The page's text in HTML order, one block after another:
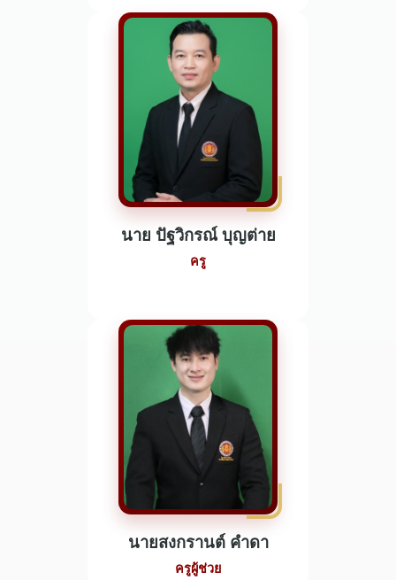
นาย ปัฐวิกรณ์ บุญต่าย
ครู
นายสงกรานต์ คำดา
ครูผู้ช่วย